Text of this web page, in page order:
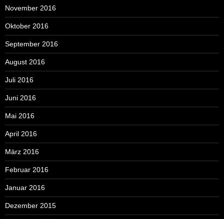
November 2016
Oktober 2016
September 2016
August 2016
Juli 2016
Juni 2016
Mai 2016
April 2016
März 2016
Februar 2016
Januar 2016
Dezember 2015